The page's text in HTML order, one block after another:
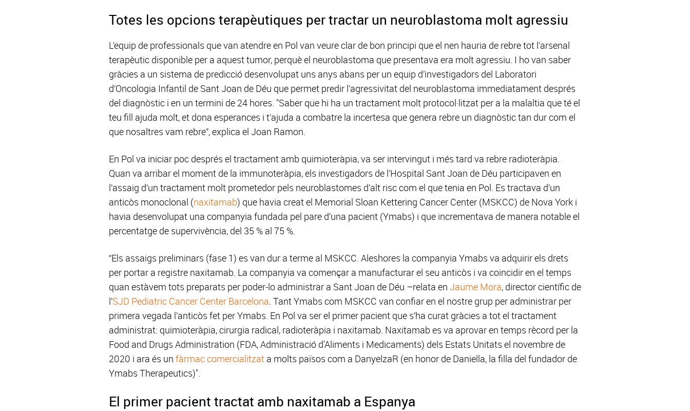
Totes les opcions terapèutiques per tractar un neuroblastoma molt agressiu
L’equip de professionals que van atendre en Pol van veure clar de bon principi que el nen hauria de rebre tot l’arsenal
terapèutic disponible per a aquest tumor, perquè el neuroblastoma que presentava era molt agressiu. I ho van saber
gràcies a un sistema de predicció desenvolupat uns anys abans per un equip d’investigadors del Laboratori
d’Oncologia Infantil de Sant Joan de Déu que permet predir l’agressivitat del neuroblastoma immediatament després
del diagnòstic i en un termini de 24 hores. "Saber que hi ha un tractament molt protocol·litzat per a la malaltia que té el
teu fill ajuda molt, et dona esperances i t’ajuda a combatre la incertesa que genera rebre un diagnòstic tan dur com el
que nosaltres vam rebre”, explica el Joan Ramon.
En Pol va iniciar poc després el tractament amb quimioteràpia, va ser intervingut i més tard va rebre radioteràpia.
Quan va arribar el moment de la immunoteràpia, els investigadors de l’Hospital Sant Joan de Déu participaven en
l’assaig d’un tractament molt prometedor pels neuroblastomes d’alt risc com el que tenia en Pol. Es tractava d’un
anticòs monoclonal (naxitamab) que havia creat el Memorial Sloan Kettering Cancer Center (MSKCC) de Nova York i
havia desenvolupat una companyia fundada pel pare d’una pacient (Ymabs) i que incrementava de manera notable el
percentatge de supervivència, del 35 % al 75 %.
“Els assaigs preliminars (fase 1) es van dur a terme al MSKCC. Aleshores la companyia Ymabs va adquirir els drets
per portar a registre naxitamab. La companyia va començar a manufacturar el seu anticòs i va coincidir en el temps
quan estàvem tots preparats per poder-lo administrar a Sant Joan de Déu –relata en Jaume Mora, director científic de
l’SJD Pediatric Cancer Center Barcelona. Tant Ymabs com MSKCC van confiar en el nostre grup per administrar per
primera vegada l’anticòs fet per Ymabs. En Pol va ser el primer pacient que s’ha curat gràcies a tot el tractament
administrat: quimioteràpia, cirurgia radical, radioteràpia i naxitamab. Naxitamab es va aprovar en temps rècord per la
Food and Drugs Administration (FDA, Administració d'Aliments i Medicaments) dels Estats Unitats el novembre de
2020 i ara és un fàrmac comercialitzat a molts països com a DanyelzaR (en honor de Daniella, la filla del fundador de
Ymabs Therapeutics)".
El primer pacient tractat amb naxitamab a Espanya